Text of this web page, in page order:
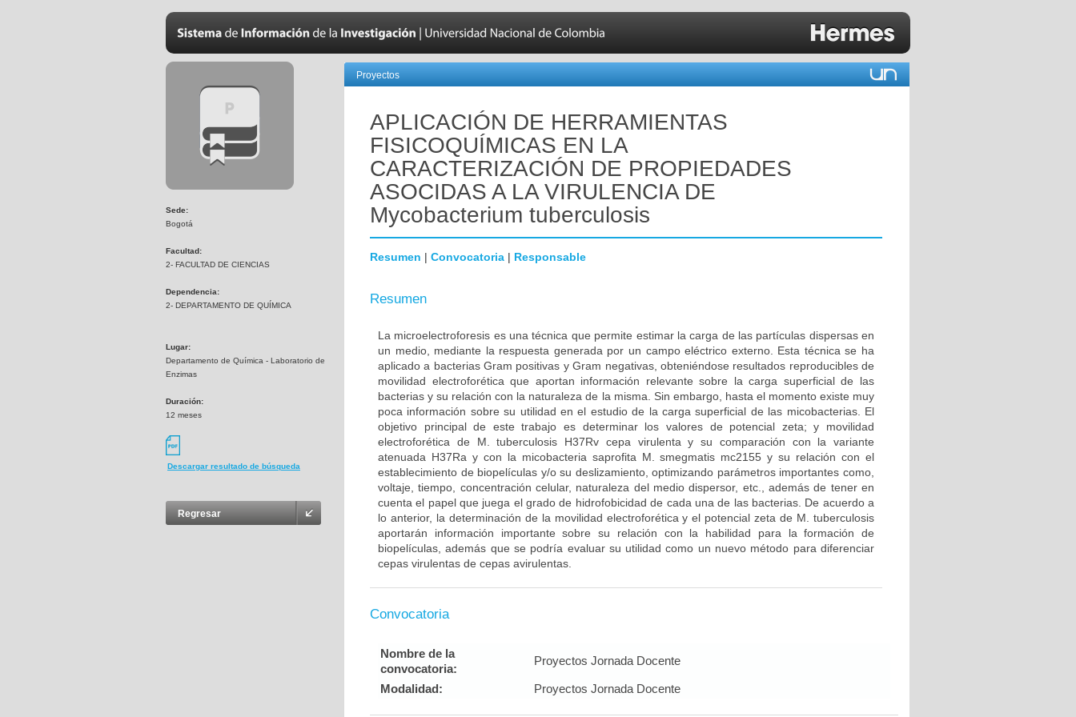
Sede:
Bogotá
Facultad:
2- FACULTAD DE CIENCIAS
Dependencia:
2- DEPARTAMENTO DE QUÍMICA
Lugar:
Departamento de Química - Laboratorio de
Enzimas
Duración:
12 meses
Descargar resultado de búsqueda
Regresar
Proyectos
APLICACIÓN DE HERRAMIENTAS
FISICOQUÍMICAS EN LA
CARACTERIZACIÓN DE PROPIEDADES
ASOCIDAS A LA VIRULENCIA DE
Mycobacterium tuberculosis
Resumen | Convocatoria | Responsable
Resumen
La microelectroforesis es una técnica que permite estimar la carga de las partículas dispersas en
un medio, mediante la respuesta generada por un campo eléctrico externo. Esta técnica se ha
aplicado a bacterias Gram positivas y Gram negativas, obteniéndose resultados reproducibles de
movilidad electroforética que aportan información relevante sobre la carga superficial de las
bacterias y su relación con la naturaleza de la misma. Sin embargo, hasta el momento existe muy
poca información sobre su utilidad en el estudio de la carga superficial de las micobacterias. El
objetivo principal de este trabajo es determinar los valores de potencial zeta; y movilidad
electroforética de M. tuberculosis H37Rv cepa virulenta y su comparación con la variante
atenuada H37Ra y con la micobacteria saprofita M. smegmatis mc2155 y su relación con el
establecimiento de biopelículas y/o su deslizamiento, optimizando parámetros importantes como,
voltaje, tiempo, concentración celular, naturaleza del medio dispersor, etc., además de tener en
cuenta el papel que juega el grado de hidrofobicidad de cada una de las bacterias. De acuerdo a
lo anterior, la determinación de la movilidad electroforética y el potencial zeta de M. tuberculosis
aportarán información importante sobre su relación con la habilidad para la formación de
biopelículas, además que se podría evaluar su utilidad como un nuevo método para diferenciar
cepas virulentas de cepas avirulentas.
Convocatoria
Nombre de la
convocatoria:
Proyectos Jornada Docente
Modalidad: Proyectos Jornada Docente